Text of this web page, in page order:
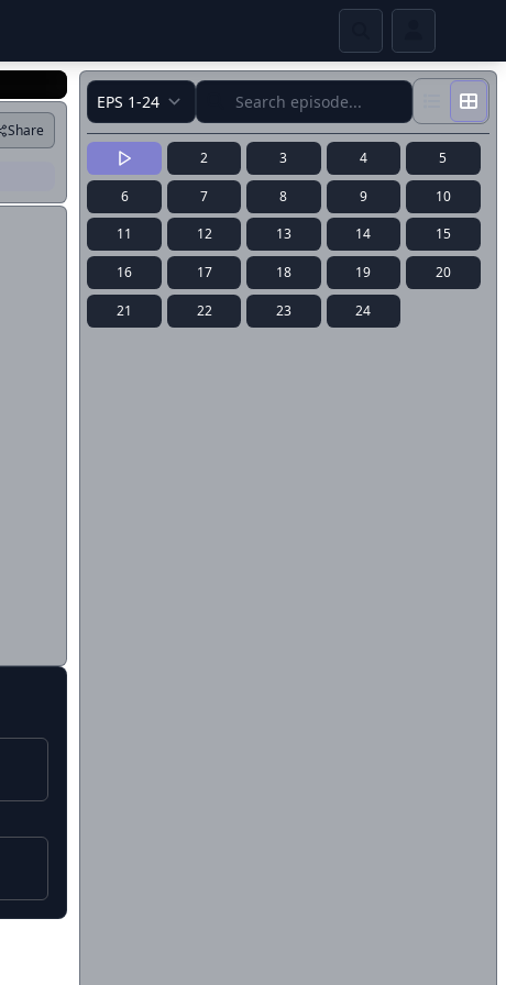
Share
2 3 4 5
6 7 8 9 10
11 12 13 14 15
16 17 18 19 20
21 22 23 24